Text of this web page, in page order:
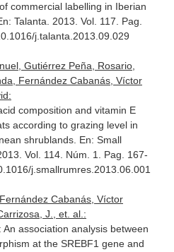
commercial labelling in Iberian
Talanta . 2013. Vol. 117. Pag.
j.talanta.2013.09.029
Gutiérrez Peña, Rosario,
Fernández Cabanás, Víctor
composition and vitamin E
according to grazing level in
shrublands. En: Small
2013. Vol. 114. Núm. 1. Pag. 167-
j.smallrumres.2013.06.001
Cabanás, Víctor
J., et. al.:
association analysis between
at the SREBF1 gene and